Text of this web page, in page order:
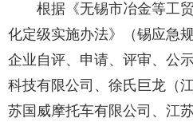
根据《无锡市冶金等工贸
化定级实施办法》（锡应急
企业自评、申请、评审、公
科技有限公司、徐氏巨龙（
苏国威摩托车有限公司、江